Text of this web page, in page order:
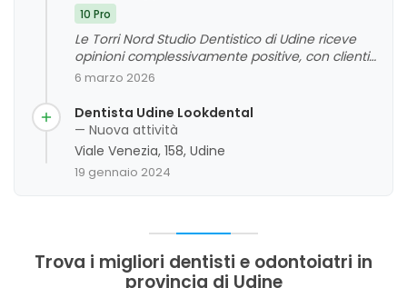
10 Pro
Le Torri Nord Studio Dentistico di Udine riceve
opinioni complessivamente positive, con clienti
che apprezzano la cortesia, la disponibilità e la
evidenziano la competenza tecnica e i risultati
soddisfacenti dei trattamenti, oltre a un
ambiente accogliente. Non emergono criticità
significative, e le recensioni riflettono un giudizio
complessivo molto favorevole.
6 marzo 2026
Dentista Udine Lookdental
— Nuova attività
Viale Venezia, 158, Udine
19 gennaio 2024
Trova i migliori dentisti e odontoiatri in
provincia di Udine